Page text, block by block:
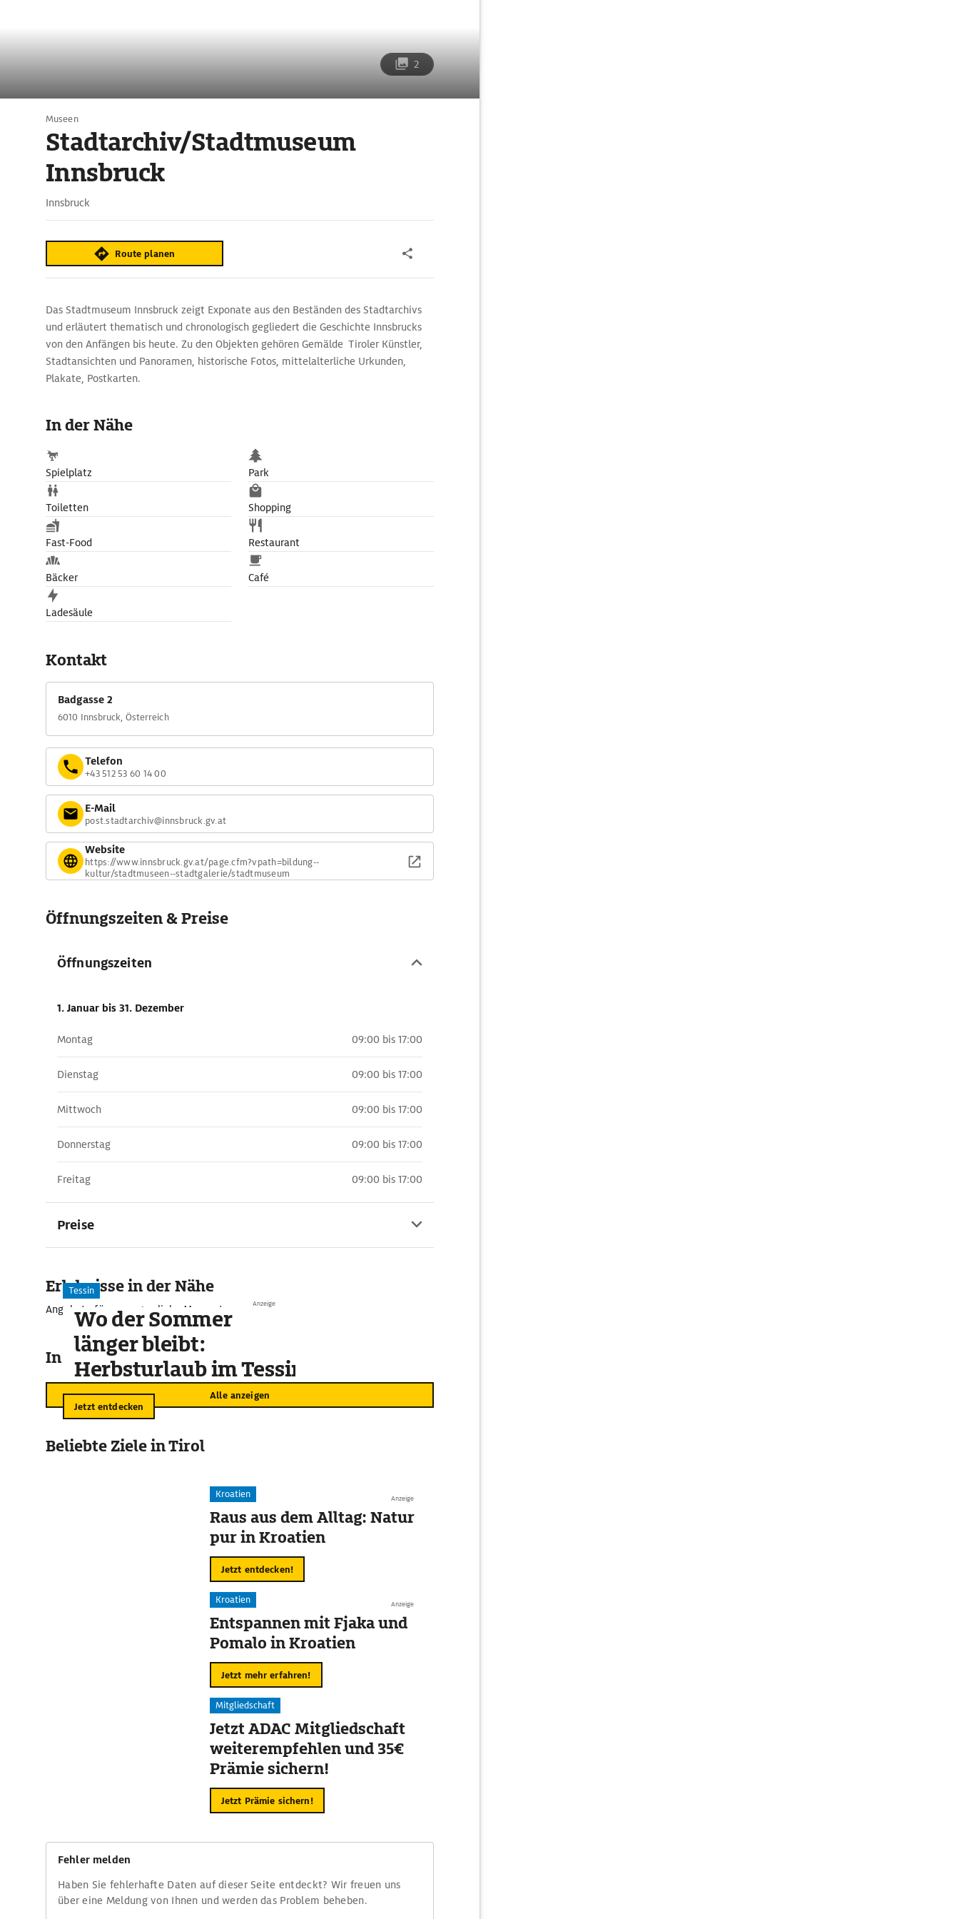
2
Museen
Stadtarchiv/Stadtmuseum
Innsbruck
Innsbruck
Route planen
Das Stadtmuseum Innsbruck zeigt Exponate aus den Beständen des Stadtarchivs
und erläutert thematisch und chronologisch gegliedert die Geschichte Innsbrucks
von den Anfängen bis heute. Zu den Objekten gehören Gemälde Tiroler Künstler,
Stadtansichten und Panoramen, historische Fotos, mittelalterliche Urkunden,
Plakate, Postkarten.
gibt aber auch ein digitales und ein Audio-Archiv.
In der Nähe
Spielplatz Park
Toiletten Shopping
Fast-Food Restaurant
Bäcker Café
Ladesäule
Kontakt
Badgasse 2
6010 Innsbruck, Österreich
Telefon
+43 512 53 60 14 00
E-Mail
post.stadtarchiv@innsbruck.gv.at
Website
https://www.innsbruck.gv.at/page.cfm?vpath=bildung--
kultur/stadtmuseen--stadtgalerie/stadtmuseum
Öffnungszeiten & Preise
Öffnungszeiten
1. Januar bis 31. Dezember
Montag 09:00 bis 17:00
Dienstag 09:00 bis 17:00
Mittwoch 09:00 bis 17:00
Donnerstag 09:00 bis 17:00
Freitag 09:00 bis 17:00
Preise
Erlebnisse in der Nähe
Angebote für unvergessliche Momente
In der Umgebung
Alle anzeigen
Anzeige
Tessin
Wo der Sommer
länger bleibt:
Herbsturlaub im Tessin
Jetzt entdecken
Beliebte Ziele in Tirol
Anzeige
Kroatien
Raus aus dem Alltag: Natur
pur in Kroatien
Jetzt entdecken!
Anzeige
Kroatien
Entspannen mit Fjaka und
Pomalo in Kroatien
Jetzt mehr erfahren!
Mitgliedschaft
Jetzt ADAC Mitgliedschaft
weiterempfehlen und 35€
Prämie sichern!
Jetzt Prämie sichern!
Fehler melden
Haben Sie fehlerhafte Daten auf dieser Seite entdeckt? Wir freuen uns
über eine Meldung von Ihnen und werden das Problem beheben.